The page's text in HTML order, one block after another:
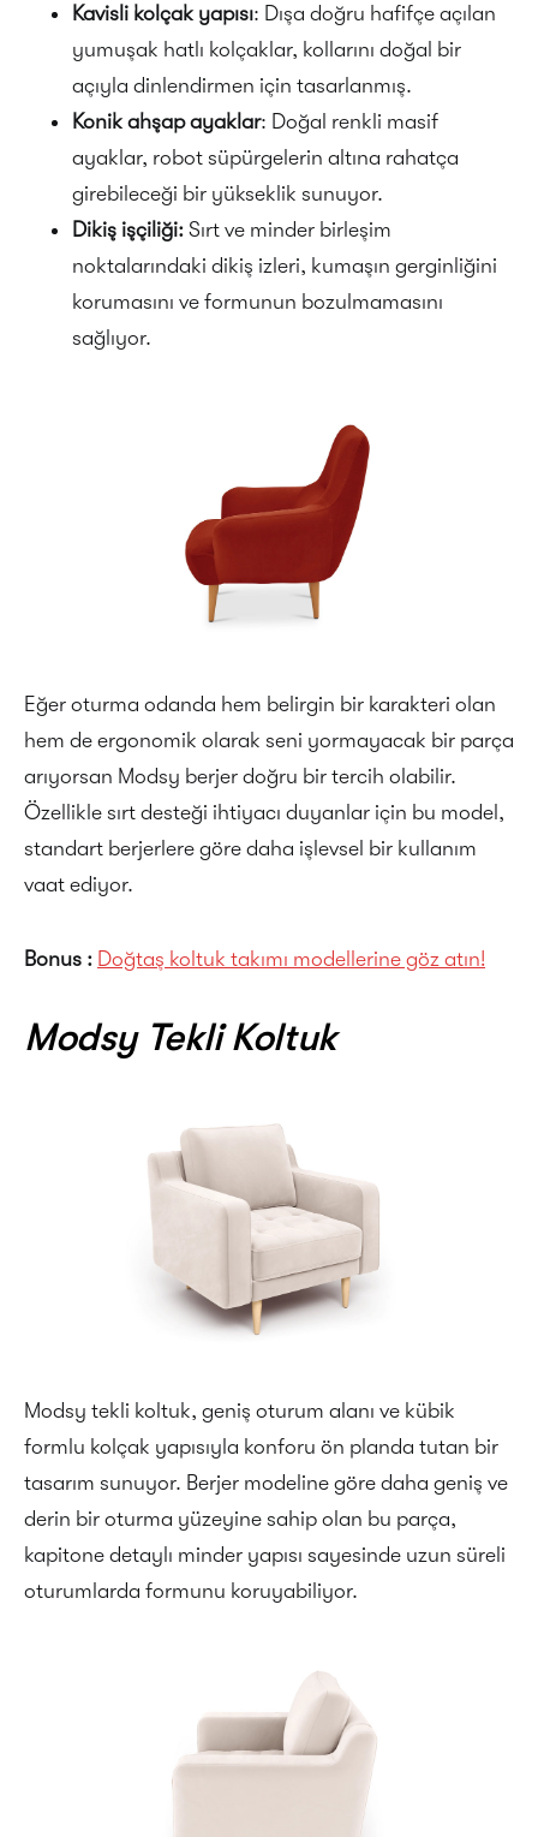
Kavisli kolçak yapısı: Dışa doğru hafifçe açılan
yumuşak hatlı kolçaklar, kollarını doğal bir
açıyla dinlendirmen için tasarlanmış.
Konik ahşap ayaklar: Doğal renkli masif
ayaklar, robot süpürgelerin altına rahatça
girebileceği bir yükseklik sunuyor.
Dikiş işçiliği: Sırt ve minder birleşim
noktalarındaki dikiş izleri, kumaşın gerginliğini
korumasını ve formunun bozulmamasını
sağlıyor.
Eğer oturma odanda hem belirgin bir karakteri olan
hem de ergonomik olarak seni yormayacak bir parça
arıyorsan Modsy berjer doğru bir tercih olabilir.
Özellikle sırt desteği ihtiyacı duyanlar için bu model,
standart berjerlere göre daha işlevsel bir kullanım
vaat ediyor.
Bonus : Doğtaş koltuk takımı modellerine göz atın!
Modsy Tekli Koltuk
Modsy tekli koltuk, geniş oturum alanı ve kübik
formlu kolçak yapısıyla konforu ön planda tutan bir
tasarım sunuyor. Berjer modeline göre daha geniş ve
derin bir oturma yüzeyine sahip olan bu parça,
kapitone detaylı minder yapısı sayesinde uzun süreli
oturumlarda formunu koruyabiliyor.